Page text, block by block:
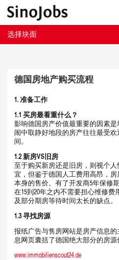
选择块面
德国房地产购买流程
1.准备工作
1.1 买房最看重什么？
影响德国房产价值最重要的因素是
闹中取静好地段的房产往往最受
间。
1.2新房VS 旧房
至于购买新房还是旧房，则视个
宜，但鉴于德国人工费用高昂，
本身的售价。有了开发商5年保修
在15到20年之内不需要担心维修
及部分期房等待时间太长的缺点。
1.3寻找房源
报纸广告与售房网站是房产信息
息网页囊括了德国绝大部分的房源
www.immobilienscout24.de